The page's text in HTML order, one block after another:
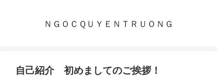
ＮＧＯＣＱＵＹＥＮＴＲＵＯＮＧ
自己紹介 初めましてのご挨拶！